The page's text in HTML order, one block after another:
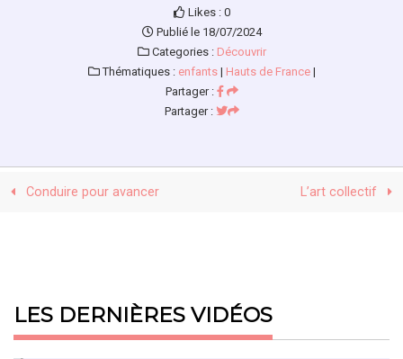
Likes : 0
Publié le 18/07/2024
Categories : Découvrir
Thématiques : enfants| Hauts de France|
Partager :
Partager :
Conduire pour avancer L’art collectif
LES DERNIÈRES VIDÉOS